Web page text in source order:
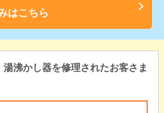
はこちら
沸かし器を修理されたお客さま